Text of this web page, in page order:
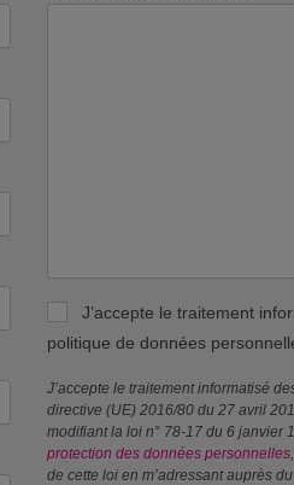
J’accepte le traitement
politique de données
J’accepte le traitement informatisé
directive (UE) 2016/80 du 27 avril
modifiant la loi n° 78-17 du 6 janvier
protection des données personnelles
de cette loi en m’adressant auprès